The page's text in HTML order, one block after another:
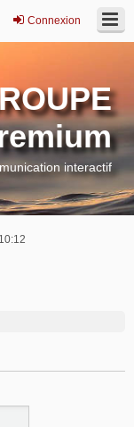
Connexion
interactif